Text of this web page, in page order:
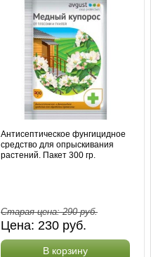
Антисептическое фунгицидное
средство для опрыскивания
растений. Пакет 300 гр.
Старая цена:290руб.
Цена: 230 руб.
В корзину